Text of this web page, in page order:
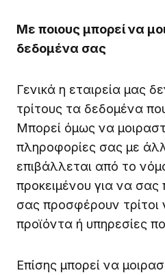
Με ποιους μπορεί να
δεδομένα σας
Γενικά η εταιρεία μας
τρίτους τα δεδομένα
Μπορεί όμως να
πληροφορίες σας με
επιβάλλεται από το
προκειμένου για να
σας προσφέρουν τρίτοι
προϊόντα ή υπηρεσίες
Επίσης μπορεί να